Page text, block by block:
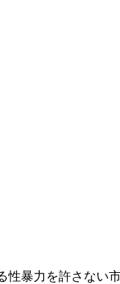
暴力を許さない市